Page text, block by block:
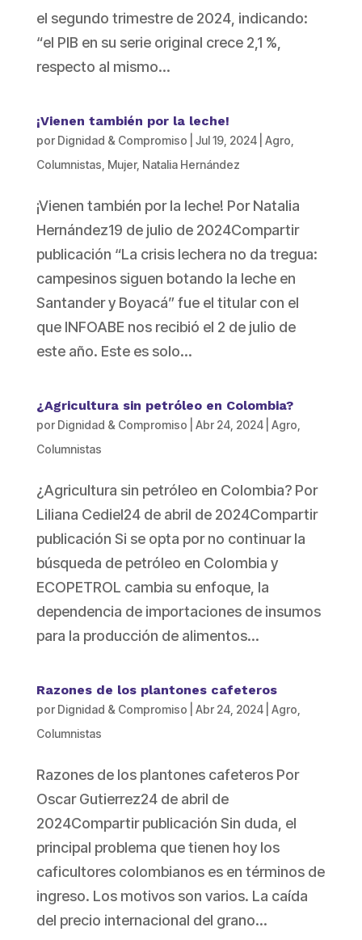
el segundo trimestre de 2024, indicando:
“el PIB en su serie original crece 2,1 %,
respecto al mismo...
¡Vienen también por la leche!
por Dignidad & Compromiso Jul 19, 2024| Agro
Columnistas Mujer, Natalia Hernández
¡Vienen también por la leche! Por Natalia
Hernández19 de julio de 2024Compartir
publicación “La crisis lechera no da tregua:
campesinos siguen botando la leche en
Santander y Boyacá” fue el titular con el
que INFOABE nos recibió el 2 de julio de
este año. Este es solo...
¿Agricultura sin petróleo en Colombia?
por Dignidad & Compromiso Abr 24, 2024| Agro
Columnistas
¿Agricultura sin petróleo en Colombia? Por
Liliana Cediel24 de abril de 2024Compartir
publicación Si se opta por no continuar la
búsqueda de petróleo en Colombia y
ECOPETROL cambia su enfoque, la
dependencia de importaciones de insumos
para la producción de alimentos...
Razones de los plantones cafeteros
por Dignidad & Compromiso Abr 24, 2024| Agro
Columnistas
Razones de los plantones cafeteros Por
Oscar Gutierrez24 de abril de
2024Compartir publicación Sin duda, el
principal problema que tienen hoy los
caficultores colombianos es en términos de
ingreso. Los motivos son varios. La caída
del precio internacional del grano...